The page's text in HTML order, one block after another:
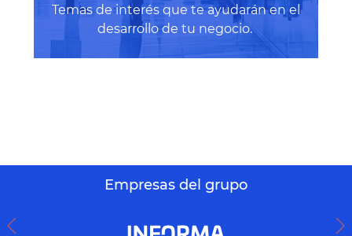
Temas de interés que te ayudarán en el
desarrollo de tu negocio.
Empresas del grupo